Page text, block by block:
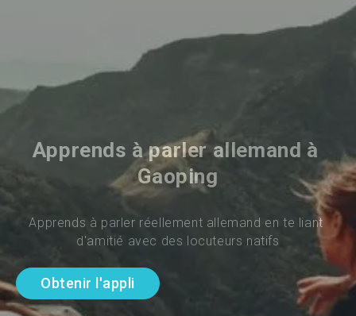
Apprends à parler allemand à
Gaoping
Apprends à parler réellement allemand en te liant
d'amitié avec des locuteurs natifs
Obtenir l'appli